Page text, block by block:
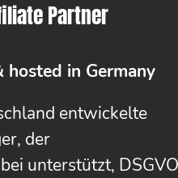
Partner
hosted in Germany
entwickelte
der
unterstützt,